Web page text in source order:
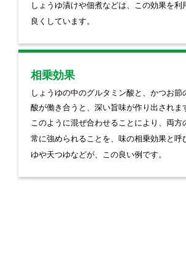
しょうゆ漬けや佃煮などは、この効果を利
良くしています。
相乗効果
しょうゆの中のグルタミン酸と、かつお節
酸が働き合うと、深い旨味が作り出されま
このように混ぜ合わせることにより、両方
常に強められることを、味の相乗効果と呼
ゆや天つゆなどが、この良い例です。